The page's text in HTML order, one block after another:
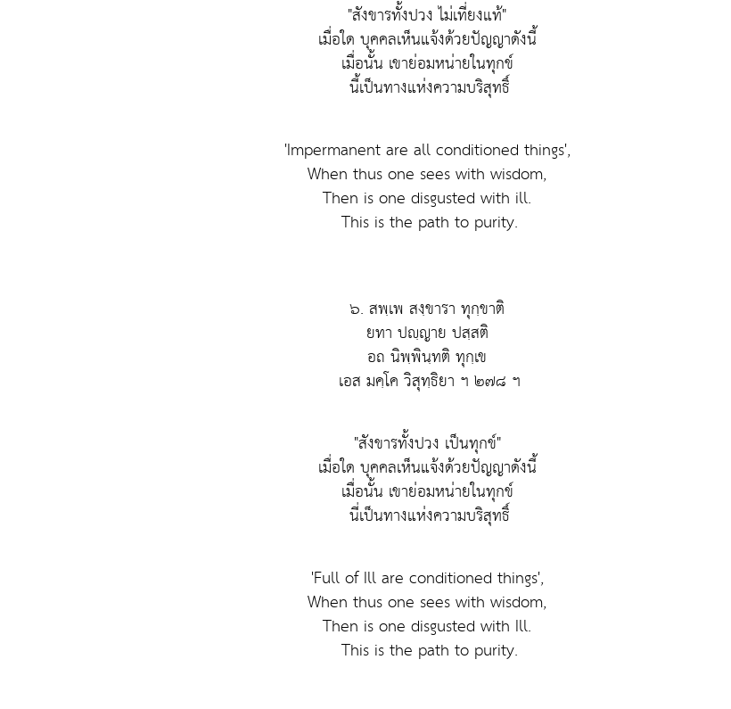
"สังขารทั้งปวง ไม่เที่ยงแท้"
เมื่อใด บุคคลเห็นแจ้งด้วยปัญญาดังนี้
เมื่อนั้น เขาย่อมหน่ายในทุกข์
นี้เป็นทางแห่งความบริสุทธิ์
'Impermanent are all conditioned things',
When thus one sees with wisdom,
Then is one disgusted with ill.
This is the path to purity.
๖. สพฺเพ สงฺขารา ทุกฺขาติ
ยทา ปญฺญาย ปสฺสติ
อถ นิพฺพินฺทติ ทุกฺเข
เอส มคฺโค วิสุทฺธิยา ฯ ๒๗๘ ฯ
"สังขารทั้งปวง เป็นทุกข์"
เมื่อใด บุคคลเห็นแจ้งด้วยปัญญาดังนี้
เมื่อนั้น เขาย่อมหน่ายในทุกข์
นี่เป็นทางแห่งความบริสุทธิ์
'Full of Ill are conditioned things',
When thus one sees with wisdom,
Then is one disgusted with Ill.
This is the path to purity.